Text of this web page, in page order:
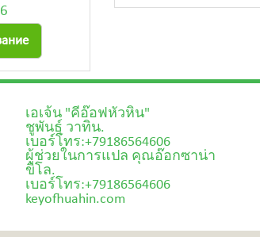
เอเจ้น "คีอ๊อฟหัวหิน"
ชูพันธุ์ วาทิน.
เบอร์โทร:+79186564606
ผู้ช่วยในการแปล คุณอ๊อกซาน่า
ขิโล.
เบอร์โทร:+79186564606
keyofhuahin.com